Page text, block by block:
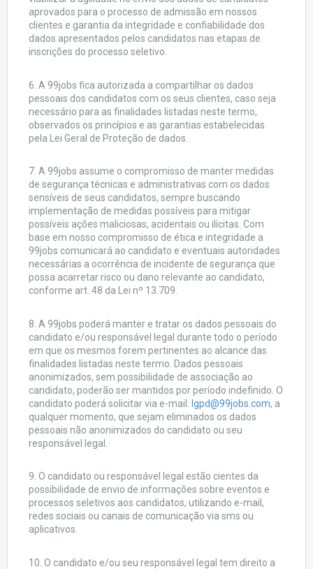
aprovados para o processo de admissão em nossos
clientes e garantia da integridade e confiabilidade dos
dados apresentados pelos candidatos nas etapas de
inscrições do processo seletivo.
6. A 99jobs fica autorizada a compartilhar os dados
pessoais dos candidatos com os seus clientes, caso seja
necessário para as finalidades listadas neste termo,
observados os princípios e as garantias estabelecidas
pela Lei Geral de Proteção de dados.
7. A 99jobs assume o compromisso de manter medidas
de segurança técnicas e administrativas com os dados
sensíveis de seus candidatos, sempre buscando
implementação de medidas possíveis para mitigar
possíveis ações maliciosas, acidentais ou ilícitas. Com
base em nosso compromisso de ética e integridade a
99jobs comunicará ao candidato e eventuais autoridades
necessárias a ocorrência de incidente de segurança que
possa acarretar risco ou dano relevante ao candidato,
conforme art. 48 da Lei nº 13.709.
8. A 99jobs poderá manter e tratar os dados pessoais do
candidato e/ou responsável legal durante todo o período
em que os mesmos forem pertinentes ao alcance das
finalidades listadas neste termo. Dados pessoais
anonimizados, sem possibilidade de associação ao
candidato, poderão ser mantidos por período indefinido. O
candidato poderá solicitar via e-mail: lgpd@99jobs.com, a
qualquer momento, que sejam eliminados os dados
pessoais não anonimizados do candidato ou seu
responsável legal.
9. O candidato ou responsável legal estão cientes da
possibilidade de envio de informações sobre eventos e
processos seletivos aos candidatos, utilizando e-mail,
redes sociais ou canais de comunicação via sms ou
aplicativos.
10. O candidato e/ou seu responsável legal tem direito a